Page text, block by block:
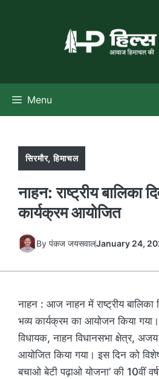
Menu
सिरमौर,हिमाचल
नाहन: राष्ट्रीय बालिका
कार्यक्रम आयोजित
By पंकज जयसवालJanuary 24,
नाहन : आज नाहन में राष्ट्रीय
भव्य कार्यक्रम का आयोजन किया
विधायक, नाहन विधानसभा क्षेत्र,
आयोजित किया गया। इस दिन को
बचाओ बेटी पढ़ाओ योजना’ की 10वीं